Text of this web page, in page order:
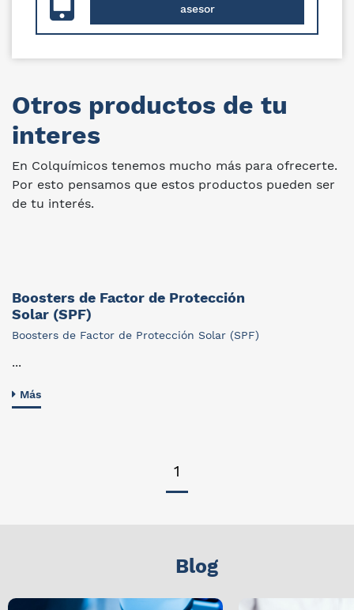
asesor
Otros productos de tu
interes
En Colquímicos tenemos mucho más para ofrecerte.
Por esto pensamos que estos productos pueden ser
de tu interés.
Boosters de Factor de Protección
Solar (SPF)
Boosters de Factor de Protección Solar (SPF)
...
Más
1
Blog